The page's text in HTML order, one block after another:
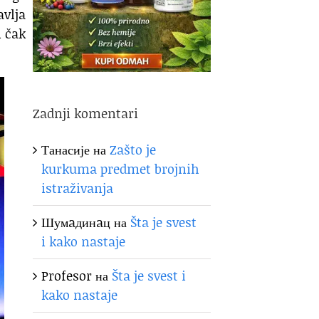
čak
Zadnji komentari
ТанасијенаZašto je
kurkuma predmet brojnih
istraživanja
Шумaдинaцна Šta je svest
i kako nastaje
Profesorна Šta je svest i
kako nastaje